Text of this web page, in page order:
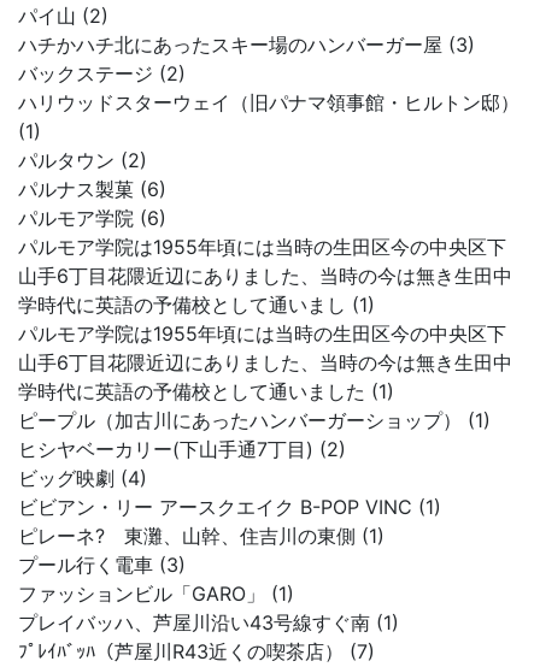
パイ山 (2)
ハチかハチ北にあったスキー場のハンバーガー屋 (3)
バックステージ (2)
ハリウッドスターウェイ（旧パナマ領事館・ヒルトン邸）
(1)
パルタウン (2)
パルナス製菓 (6)
パルモア学院 (6)
パルモア学院は1955年頃には当時の生田区今の中央区下
山手6丁目花隈近辺にありました、当時の今は無き生田中
学時代に英語の予備校として通いまし (1)
パルモア学院は1955年頃には当時の生田区今の中央区下
山手6丁目花隈近辺にありました、当時の今は無き生田中
学時代に英語の予備校として通いました (1)
ピープル（加古川にあったハンバーガーショップ） (1)
ヒシヤベーカリー(下山手通7丁目) (2)
ビッグ映劇 (4)
ビビアン・リー アースクエイク B-POP VINC (1)
ピレーネ? 東灘、山幹、住吉川の東側 (1)
プール行く電車 (3)
ファッションビル「GARO」 (1)
プレイバッハ、芦屋川沿い43号線すぐ南 (1)
ﾌﾟﾚｲﾊﾞｯﾊ（芦屋川R43近くの喫茶店） (7)